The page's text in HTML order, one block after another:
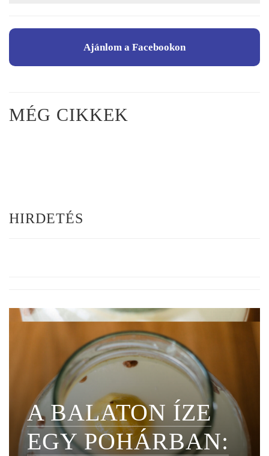
Ajánlom a Facebookon
MÉG CIKKEK
HIRDETÉS
A BALATON ÍZE
EGY POHÁRBAN: